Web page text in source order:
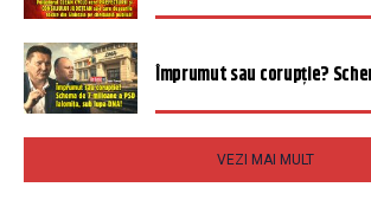
Împrumut sau corupție?
VEZI MAI MULT